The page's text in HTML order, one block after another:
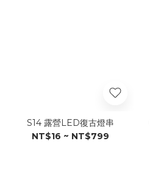
S14 露營LED復古燈串
NT$16 ~ NT$799